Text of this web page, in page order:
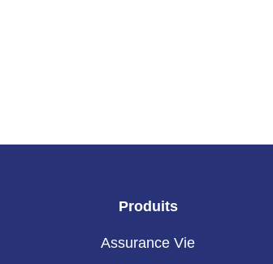
Produits
Assurance Vie